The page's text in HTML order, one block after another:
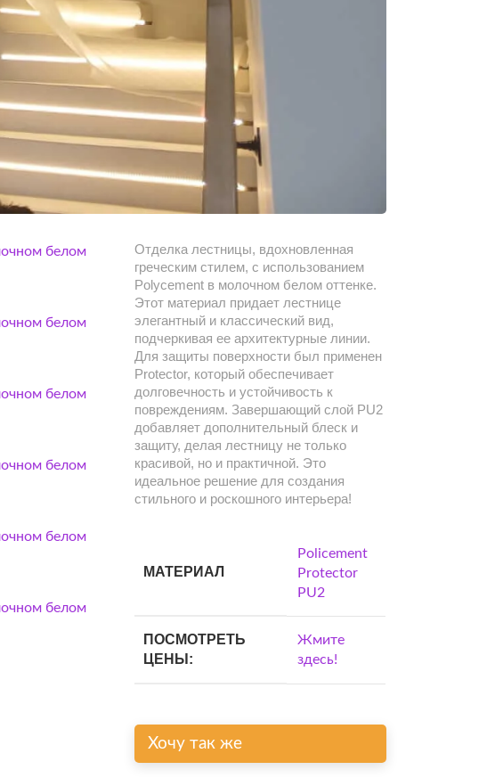
Отделка лестницы, вдохновленная
греческим стилем, с использованием
Polycement в молочном белом оттенке.
Этот материал придает лестнице
элегантный и классический вид,
подчеркивая ее архитектурные линии.
Для защиты поверхности был применен
Protector, который обеспечивает
долговечность и устойчивость к
повреждениям. Завершающий слой PU2
добавляет дополнительный блеск и
защиту, делая лестницу не только
красивой, но и практичной. Это
идеальное решение для создания
стильного и роскошного интерьера!
МАТЕРИАЛ
Policement
Protector
PU2
ПОСМОТРЕТЬ
ЦЕНЫ:
Жмите
здесь!
Хочу так же